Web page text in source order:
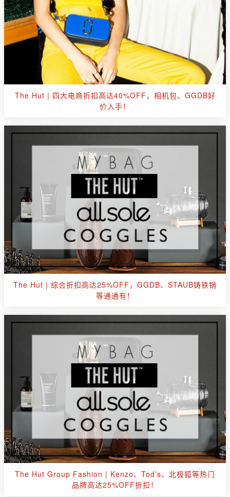
The Hut | 四大电商折扣高达40%OFF，相机包、GGDB好
价入手！
The Hut | 综合折扣高达25%OFF，GGDB、STAUB铸铁锅
等通通有！
The Hut Group Fashion | Kenzo、Tod’s、北极狐等热门
品牌高达25%OFF折扣！